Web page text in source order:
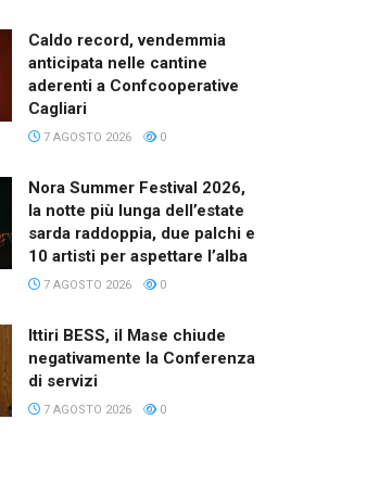
Caldo record, vendemmia
anticipata nelle cantine
aderenti a Confcooperative
Cagliari
7 AGOSTO 2026 0
Nora Summer Festival 2026,
la notte più lunga dell’estate
sarda raddoppia, due palchi e
10 artisti per aspettare l’alba
7 AGOSTO 2026 0
Ittiri BESS, il Mase chiude
negativamente la Conferenza
di servizi
7 AGOSTO 2026 0